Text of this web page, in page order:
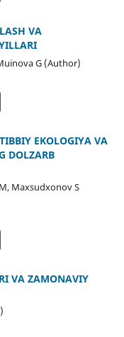
VA
G (Author)
EKOLOGIYA VA
DOLZARB
Maxsudxonov S
VA ZAMONAVIY